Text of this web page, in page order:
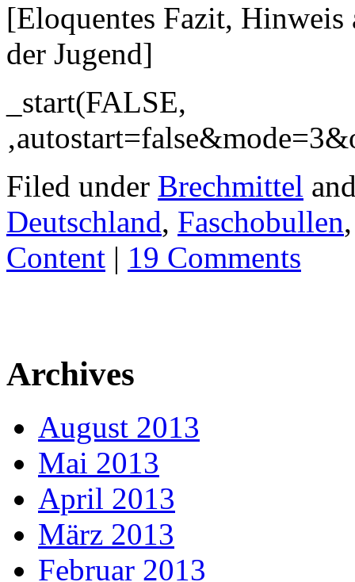
[Eloquentes Fazit,
der Jugend]
_start(FALSE,
Filed under Brechmittel
Deutschland, Faschobullen
Content | 19 Comments
Archives
August 2013
Mai 2013
April 2013
März 2013
Februar 2013